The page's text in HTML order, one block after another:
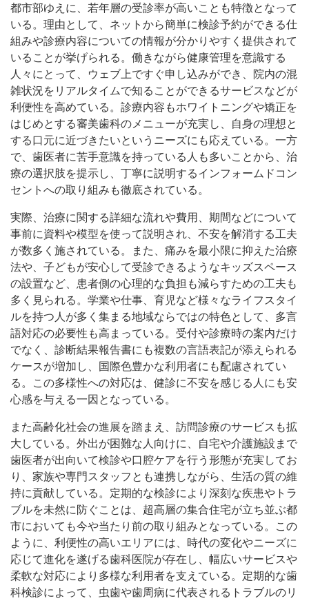
都市部ゆえに、若年層の受診率が高いことも特徴となって
いる。理由として、ネットから簡単に検診予約ができる仕
組みや診療内容についての情報が分かりやすく提供されて
いることが挙げられる。働きながら健康管理を意識する
人々にとって、ウェブ上ですぐ申し込みができ、院内の混
雑状況をリアルタイムで知ることができるサービスなどが
利便性を高めている。診療内容もホワイトニングや矯正を
はじめとする審美歯科のメニューが充実し、自身の理想と
する口元に近づきたいというニーズにも応えている。一方
で、歯医者に苦手意識を持っている人も多いことから、治
療の選択肢を提示し、丁寧に説明するインフォームドコン
セントへの取り組みも徹底されている。
実際、治療に関する詳細な流れや費用、期間などについて
事前に資料や模型を使って説明され、不安を解消する工夫
が数多く施されている。また、痛みを最小限に抑えた治療
法や、子どもが安心して受診できるようなキッズスペース
の設置など、患者側の心理的な負担も減らすための工夫も
多く見られる。学業や仕事、育児など様々なライフスタイ
ルを持つ人が多く集まる地域ならではの特色として、多言
語対応の必要性も高まっている。受付や診療時の案内だけ
でなく、診断結果報告書にも複数の言語表記が添えられる
ケースが増加し、国際色豊かな利用者にも配慮されてい
る。この多様性への対応は、健診に不安を感じる人にも安
心感を与える一因となっている。
また高齢化社会の進展を踏まえ、訪問診療のサービスも拡
大している。外出が困難な人向けに、自宅や介護施設まで
歯医者が出向いて検診や口腔ケアを行う形態が充実してお
り、家族や専門スタッフとも連携しながら、生活の質の維
持に貢献している。定期的な検診により深刻な疾患やトラ
ブルを未然に防ぐことは、超高層の集合住宅が立ち並ぶ都
市においても今や当たり前の取り組みとなっている。この
ように、利便性の高いエリアには、時代の変化やニーズに
応じて進化を遂げる歯科医院が存在し、幅広いサービスや
柔軟な対応により多様な利用者を支えている。定期的な歯
科検診によって、虫歯や歯周病に代表されるトラブルのリ